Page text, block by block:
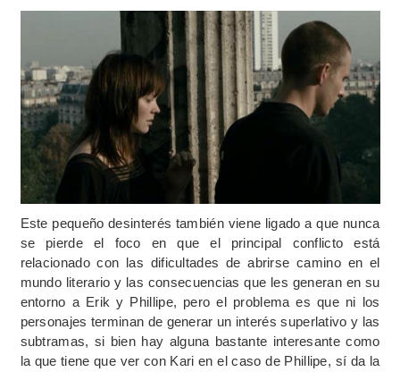
Este pequeño desinterés también viene ligado a que nunca
se pierde el foco en que el principal conflicto está
relacionado con las dificultades de abrirse camino en el
mundo literario y las consecuencias que les generan en su
entorno a Erik y Phillipe, pero el problema es que ni los
personajes terminan de generar un interés superlativo y las
subtramas, si bien hay alguna bastante interesante como
la que tiene que ver con Kari en el caso de Phillipe, sí da la